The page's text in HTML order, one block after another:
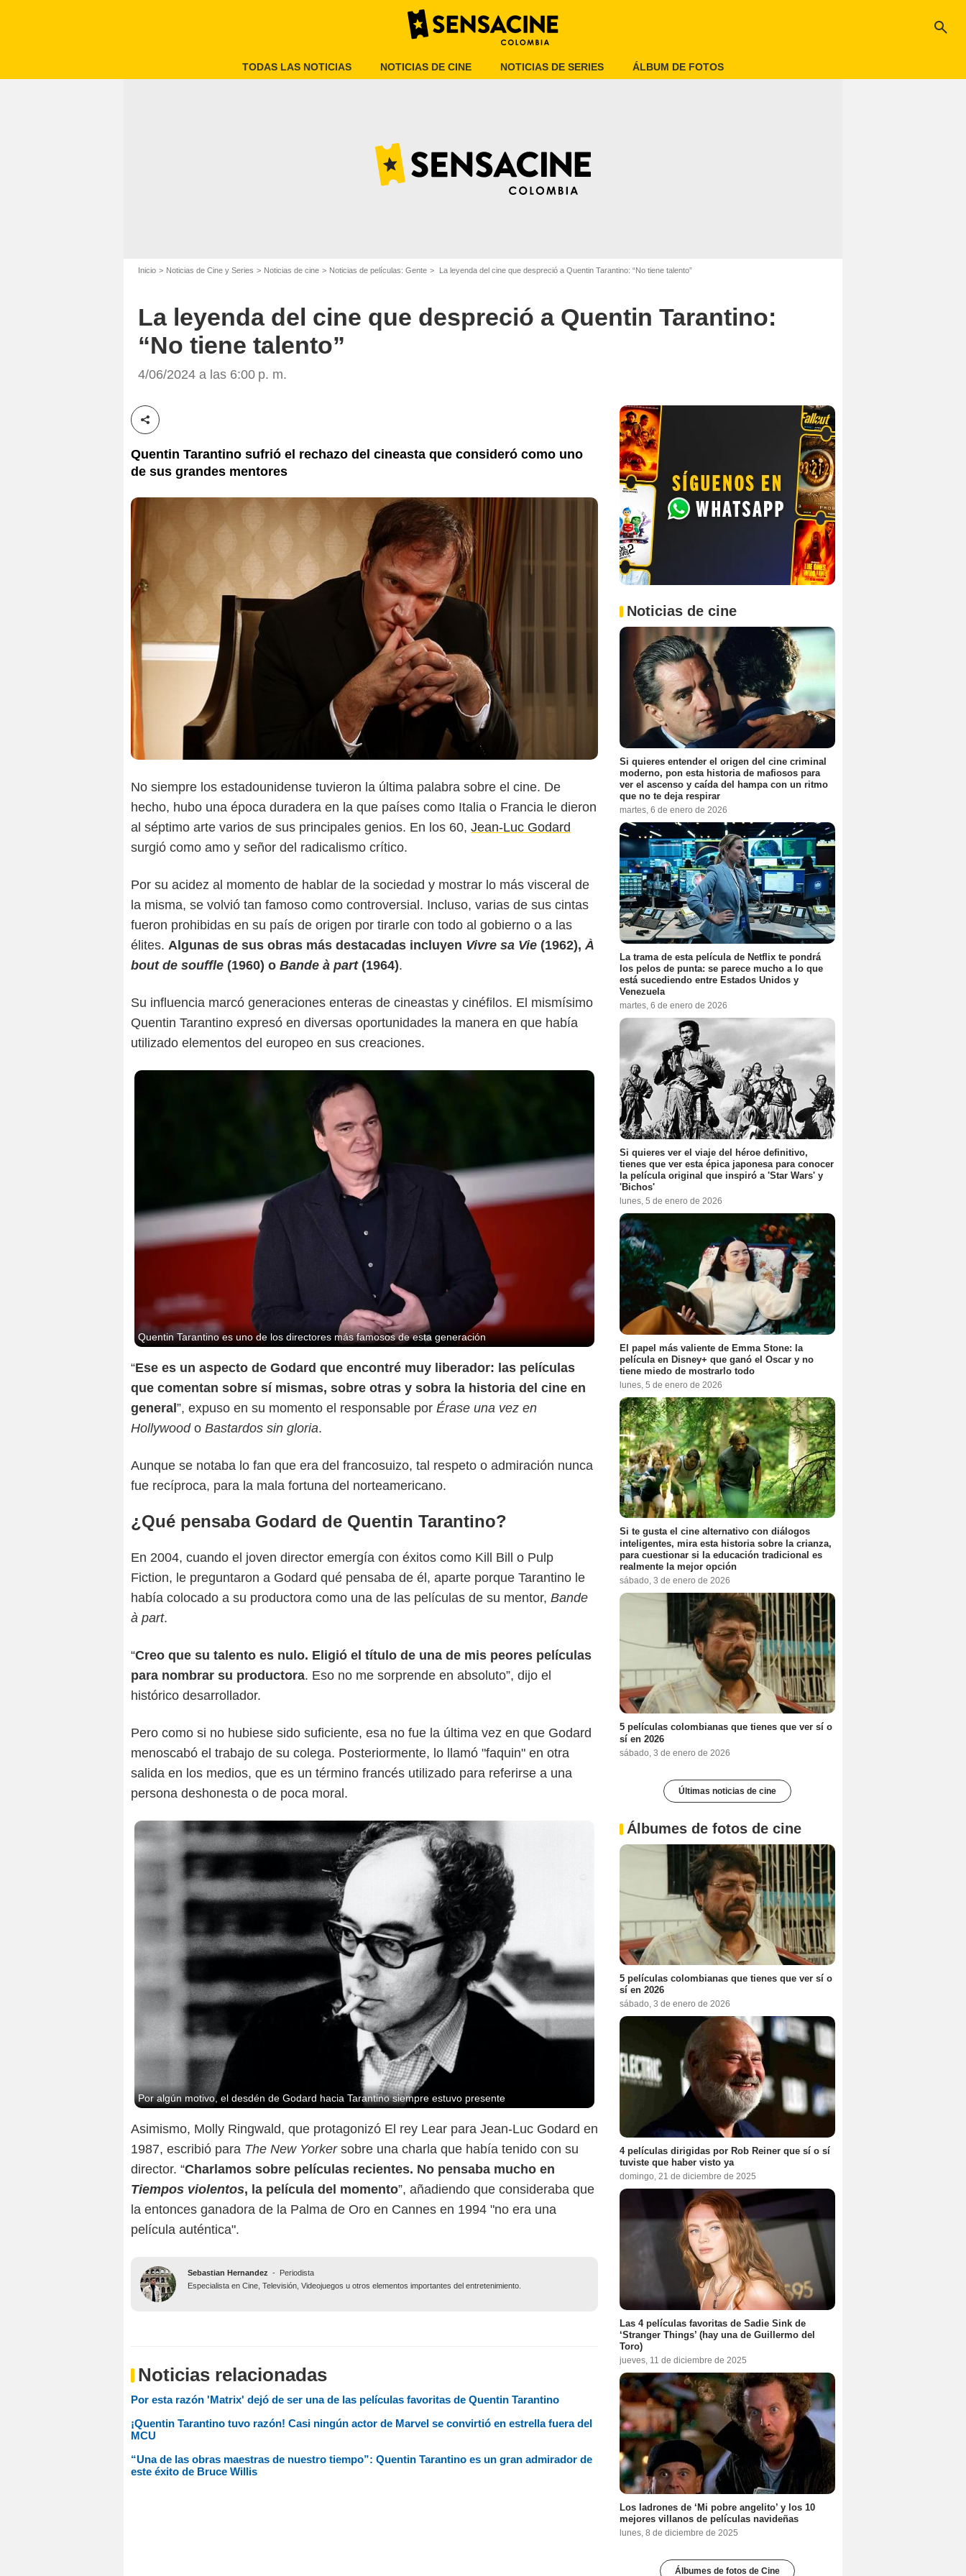
search
TODAS LAS NOTICIAS NOTICIAS DE CINE NOTICIAS DE SERIES ÁLBUM DE FOTOS
Inicio Noticias de Cine y Series Noticias de cine Noticias de películas: Gente La leyenda del cine que despreció a Quentin Tarantino: “No tiene talento”
La leyenda del cine que despreció a Quentin Tarantino:
“No tiene talento”
4/06/2024 a las 6:00 p. m.
Compartir esta noticia
Quentin Tarantino sufrió el rechazo del cineasta que consideró como uno
de sus grandes mentores
No siempre los estadounidense tuvieron la última palabra sobre el cine. De
hecho, hubo una época duradera en la que países como Italia o Francia le dieron
al séptimo arte varios de sus principales genios. En los 60, Jean-Luc Godard
surgió como amo y señor del radicalismo crítico.
Por su acidez al momento de hablar de la sociedad y mostrar lo más visceral de
la misma, se volvió tan famoso como controversial. Incluso, varias de sus cintas
fueron prohibidas en su país de origen por tirarle con todo al gobierno o a las
élites. Algunas de sus obras más destacadas incluyen Vivre sa Vie (1962), À
bout de souffle (1960) o Bande à part (1964).
Su influencia marcó generaciones enteras de cineastas y cinéfilos. El mismísimo
Quentin Tarantino expresó en diversas oportunidades la manera en que había
utilizado elementos del europeo en sus creaciones.
Rolling Stone
Quentin Tarantino es uno de los directores más famosos de esta generación
“Ese es un aspecto de Godard que encontré muy liberador: las películas
que comentan sobre sí mismas, sobre otras y sobra la historia del cine en
general ”, expuso en su momento el responsable por Érase una vez en
Hollywood o Bastardos sin gloria.
Aunque se notaba lo fan que era del francosuizo, tal respeto o admiración nunca
fue recíproca, para la mala fortuna del norteamericano.
¿Qué pensaba Godard de Quentin Tarantino?
En 2004, cuando el joven director emergía con éxitos como Kill Bill o Pulp
Fiction, le preguntaron a Godard qué pensaba de él, aparte porque Tarantino le
había colocado a su productora como una de las películas de su mentor, Bande
à part.
“Creo que su talento es nulo. Eligió el título de una de mis peores películas
para nombrar su productora. Eso no me sorprende en absoluto”, dijo el
histórico desarrollador.
Pero como si no hubiese sido suficiente, esa no fue la última vez en que Godard
menoscabó el trabajo de su colega. Posteriormente, lo llamó "faquin" en otra
salida en los medios, que es un término francés utilizado para referirse a una
persona deshonesta o de poca moral.
Por algún motivo, el desdén de Godard hacia Tarantino siempre estuvo presente
Asimismo, Molly Ringwald, que protagonizó El rey Lear para Jean-Luc Godard en
1987, escribió para The New Yorkersobre una charla que había tenido con su
director. “Charlamos sobre películas recientes. No pensaba mucho en
Tiempos violentos, la película del momento”, añadiendo que consideraba que
la entonces ganadora de la Palma de Oro en Cannes en 1994 "no era una
película auténtica".
Sebastian Hernandez -
Periodista
Especialista en Cine, Televisión, Videojuegos u otros elementos importantes del entretenimiento.
Noticias relacionadas
Por esta razón 'Matrix' dejó de ser una de las películas favoritas de Quentin Tarantino
¡Quentin Tarantino tuvo razón! Casi ningún actor de Marvel se convirtió en estrella fuera del
MCU
“Una de las obras maestras de nuestro tiempo”: Quentin Tarantino es un gran admirador de
este éxito de Bruce Willis
Noticias de cine
Si quieres entender el origen del cine criminal
moderno, pon esta historia de mafiosos para
ver el ascenso y caída del hampa con un ritmo
que no te deja respirar
martes, 6 de enero de 2026
La trama de esta película de Netflix te pondrá
los pelos de punta: se parece mucho a lo que
está sucediendo entre Estados Unidos y
Venezuela
martes, 6 de enero de 2026
Si quieres ver el viaje del héroe definitivo,
tienes que ver esta épica japonesa para conocer
la película original que inspiró a 'Star Wars' y
'Bichos'
lunes, 5 de enero de 2026
El papel más valiente de Emma Stone: la
película en Disney+ que ganó el Oscar y no
tiene miedo de mostrarlo todo
lunes, 5 de enero de 2026
Si te gusta el cine alternativo con diálogos
inteligentes, mira esta historia sobre la crianza,
para cuestionar si la educación tradicional es
realmente la mejor opción
sábado, 3 de enero de 2026
5 películas colombianas que tienes que ver sí o
sí en 2026
sábado, 3 de enero de 2026
Últimas noticias de cine
Álbumes de fotos de cine
5 películas colombianas que tienes que ver sí o
sí en 2026
sábado, 3 de enero de 2026
4 películas dirigidas por Rob Reiner que sí o sí
tuviste que haber visto ya
domingo, 21 de diciembre de 2025
Las 4 películas favoritas de Sadie Sink de
‘Stranger Things’ (hay una de Guillermo del
Toro)
jueves, 11 de diciembre de 2025
Los ladrones de ‘Mi pobre angelito’ y los 10
mejores villanos de películas navideñas
lunes, 8 de diciembre de 2025
Álbumes de fotos de Cine